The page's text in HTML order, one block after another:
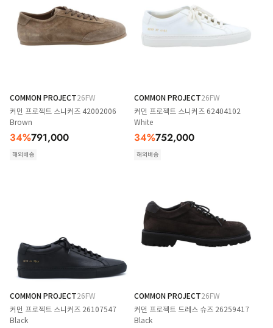
COMMON PROJECT26FW
커먼 프로젝트 스니커즈 42002006
Brown
34%791,000
해외배송
COMMON PROJECT26FW
커먼 프로젝트 스니커즈 62404102
White
34%752,000
해외배송
COMMON PROJECT26FW
커먼 프로젝트 스니커즈 26107547
Black
COMMON PROJECT26FW
커먼 프로젝트 드레스 슈즈 26259417
Black